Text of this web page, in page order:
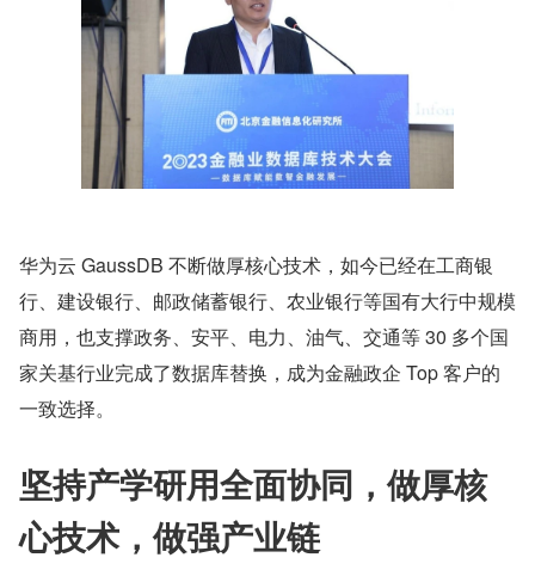
华为云 GaussDB 不断做厚核心技术，如今已经在工商银
行、建设银行、邮政储蓄银行、农业银行等国有大行中规模
商用，也支撑政务、安平、电力、油气、交通等 30 多个国
家关基行业完成了数据库替换，成为金融政企 Top 客户的
一致选择。
坚持产学研用全面协同，做厚核
心技术，做强产业链